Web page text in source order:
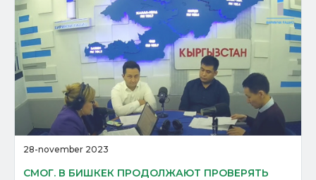
28-november 2023
СМОГ. В БИШКЕК ПРОДОЛЖАЮТ ПРОВЕРЯТЬ